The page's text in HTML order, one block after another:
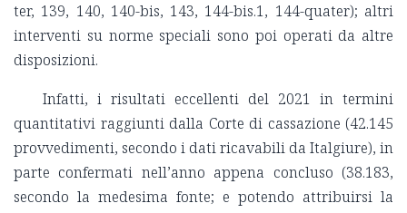
ter, 139, 140, 140-bis, 143, 144-bis.1, 144-quater); altri
interventi su norme speciali sono poi operati da altre
disposizioni.
Infatti, i risultati eccellenti del 2021 in termini
quantitativi raggiunti dalla Corte di cassazione (42.145
provvedimenti, secondo i dati ricavabili da Italgiure), in
parte confermati nell’anno appena concluso (38.183,
secondo la medesima fonte; e potendo attribuirsi la